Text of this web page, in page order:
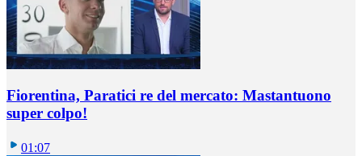
Fiorentina, Paratici re del mercato: Mastantuono
super colpo!
01:07